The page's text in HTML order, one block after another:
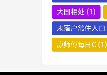
大国相处 (1)
未落户常住人口
康师傅每日C (1)